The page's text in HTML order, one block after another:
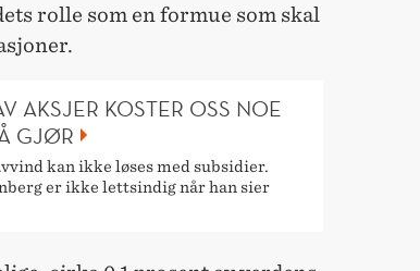
rolle som en formue som skal
AKSJER KOSTER OSS NOE
GJØR
kan ikke løses med subsidier.
er ikke lettsindig når han sier